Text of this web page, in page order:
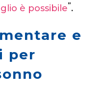
è possibile”.
e
per